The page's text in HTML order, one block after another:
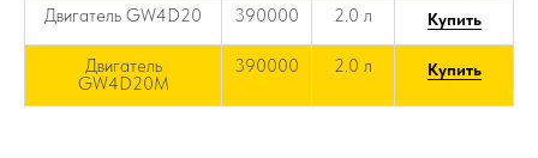
Двигатель GW4D20 390000 2.0 л Купить
Двигатель
GW4D20M
390000 2.0 л Купить